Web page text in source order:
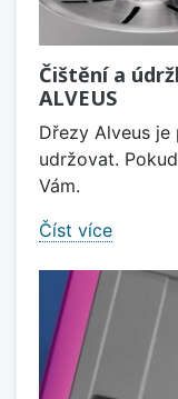
Čištění a
ALVEUS
Dřezy Alveus
udržovat.
Vám.
Číst více